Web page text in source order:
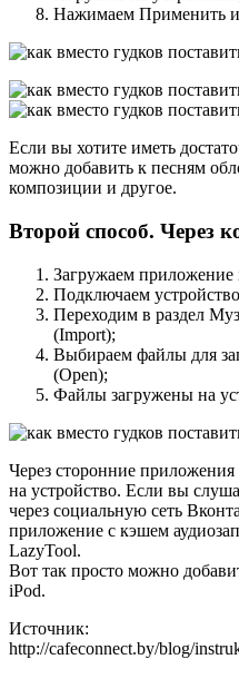
Нажимаем Применить
Если вы хотите иметь
можно добавить к песням
композиции и другое.
Второй способ. Через
Загружаем приложение
Подключаем
Переходим в раздел
(Import);
Выбираем файлы для
(Open);
Файлы загружены на
Через сторонние
на устройство. Если вы
через социальную сеть
приложение с кэшем
LazyTool.
Вот так просто можно
iPod.
Источник:
http://cafeconnect.by/blog/